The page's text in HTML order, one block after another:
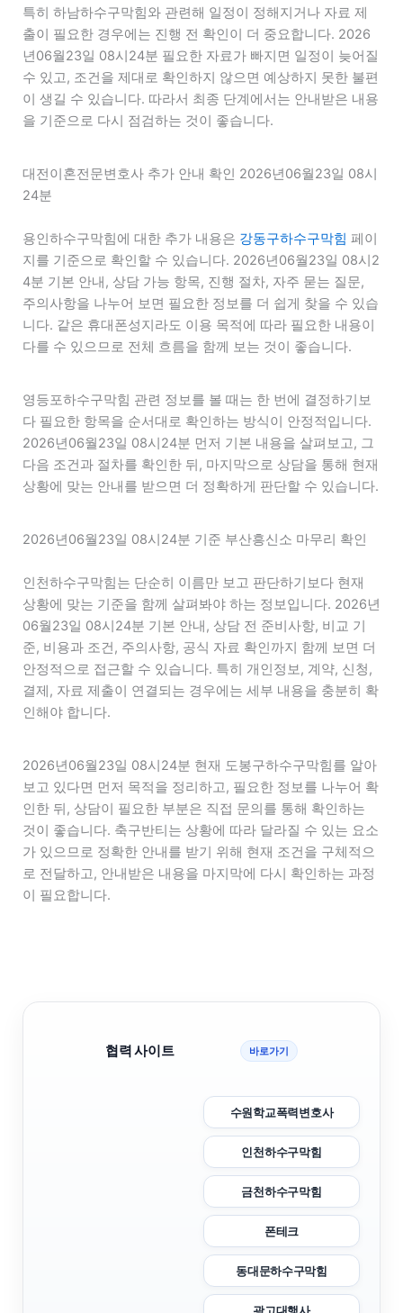
특히 하남하수구막힘와 관련해 일정이 정해지거나 자료 제
출이 필요한 경우에는 진행 전 확인이 더 중요합니다. 2026
년06월23일 08시24분 필요한 자료가 빠지면 일정이 늦어질
수 있고, 조건을 제대로 확인하지 않으면 예상하지 못한 불편
이 생길 수 있습니다. 따라서 최종 단계에서는 안내받은 내용
을 기준으로 다시 점검하는 것이 좋습니다.
대전이혼전문변호사 추가 안내 확인 2026년06월23일 08시
24분
용인하수구막힘에 대한 추가 내용은 강동구하수구막힘 페이
지를 기준으로 확인할 수 있습니다. 2026년06월23일 08시2
4분 기본 안내, 상담 가능 항목, 진행 절차, 자주 묻는 질문,
주의사항을 나누어 보면 필요한 정보를 더 쉽게 찾을 수 있습
니다. 같은 휴대폰성지라도 이용 목적에 따라 필요한 내용이
다를 수 있으므로 전체 흐름을 함께 보는 것이 좋습니다.
영등포하수구막힘 관련 정보를 볼 때는 한 번에 결정하기보
다 필요한 항목을 순서대로 확인하는 방식이 안정적입니다.
2026년06월23일 08시24분 먼저 기본 내용을 살펴보고, 그
다음 조건과 절차를 확인한 뒤, 마지막으로 상담을 통해 현재
상황에 맞는 안내를 받으면 더 정확하게 판단할 수 있습니다.
2026년06월23일 08시24분 기준 부산흥신소 마무리 확인
인천하수구막힘는 단순히 이름만 보고 판단하기보다 현재
상황에 맞는 기준을 함께 살펴봐야 하는 정보입니다. 2026년
06월23일 08시24분 기본 안내, 상담 전 준비사항, 비교 기
준, 비용과 조건, 주의사항, 공식 자료 확인까지 함께 보면 더
안정적으로 접근할 수 있습니다. 특히 개인정보, 계약, 신청,
결제, 자료 제출이 연결되는 경우에는 세부 내용을 충분히 확
인해야 합니다.
2026년06월23일 08시24분 현재 도봉구하수구막힘를 알아
보고 있다면 먼저 목적을 정리하고, 필요한 정보를 나누어 확
인한 뒤, 상담이 필요한 부분은 직접 문의를 통해 확인하는
것이 좋습니다. 축구반티는 상황에 따라 달라질 수 있는 요소
가 있으므로 정확한 안내를 받기 위해 현재 조건을 구체적으
로 전달하고, 안내받은 내용을 마지막에 다시 확인하는 과정
이 필요합니다.
협력 사이트 바로가기
수원학교폭력변호사
인천하수구막힘
금천하수구막힘
폰테크
동대문하수구막힘